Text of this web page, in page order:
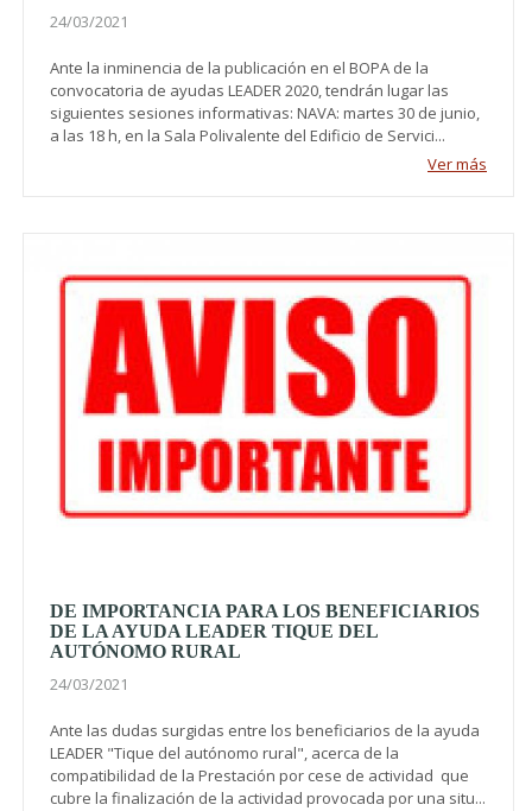
24/03/2021
Ante la inminencia de la publicación en el BOPA de la
convocatoria de ayudas LEADER 2020, tendrán lugar las
siguientes sesiones informativas: NAVA: martes 30 de junio,
a las 18 h, en la Sala Polivalente del Edificio de Servici...
Ver más
DE IMPORTANCIA PARA LOS BENEFICIARIOS
DE LA AYUDA LEADER TIQUE DEL
AUTÓNOMO RURAL
24/03/2021
Ante las dudas surgidas entre los beneficiarios de la ayuda
LEADER "Tique del autónomo rural", acerca de la
compatibilidad de la Prestación por cese de actividad que
cubre la finalización de la actividad provocada por una situ...